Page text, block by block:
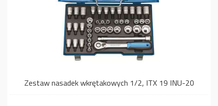
Zestaw nasadek wkrętakowych 1/2, ITX 19 INU-20